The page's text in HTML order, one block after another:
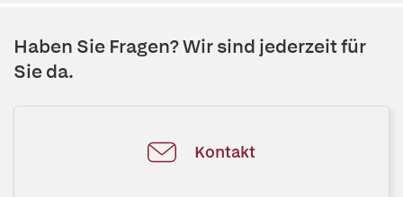
Haben Sie Fragen? Wir sind jederzeit für
Sie da.
Kontakt